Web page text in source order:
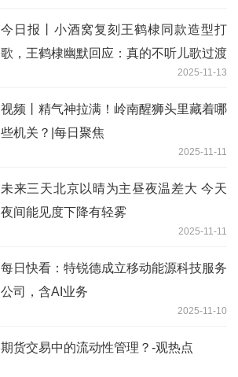
今日报丨小酒窝复刻王鹤棣同款造型打
歌，王鹤棣幽默回应：真的不听儿歌过渡
2025-11-13
视频丨精气神拉满！岭南醒狮头里藏着哪
些机关？|每日聚焦
2025-11-11
未来三天北京以晴为主昼夜温差大 今天
夜间能见度下降有轻雾
2025-11-11
每日快看：特锐德成立移动能源科技服务
公司，含AI业务
2025-11-10
期货交易中的流动性管理？-观热点